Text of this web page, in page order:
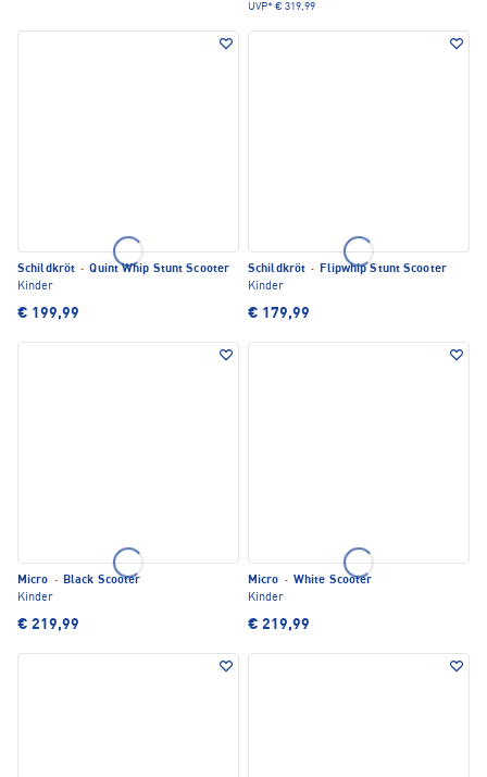
UVP* € 319,99
Schildkröt · Quint Whip Stunt Scooter
Kinder
€ 199,99
Schildkröt · Flipwhip Stunt Scooter
Kinder
€ 179,99
Micro · Black Scooter
Kinder
€ 219,99
Micro · White Scooter
Kinder
€ 219,99